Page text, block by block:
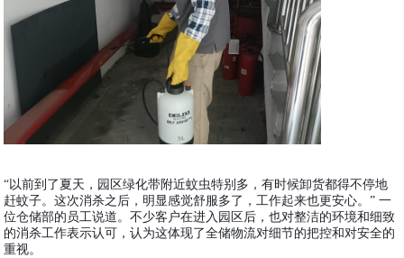
“以前到了夏天，园区绿化带附近蚊虫特别多，有时候卸货都得不停地
赶蚊子。这次消杀之后，明显感觉舒服多了，工作起来也更安心。” 一
位仓储部的员工说道。不少客户在进入园区后，也对整洁的环境和细致
的消杀工作表示认可，认为这体现了全储物流对细节的把控和对安全的
重视。